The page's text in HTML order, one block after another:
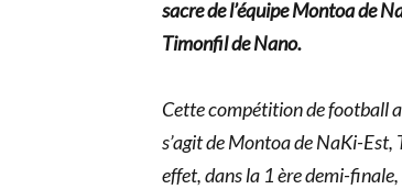
sacre de l’équipe Montoa de
Timonfil de Nano.
Cette compétition de football
s’agit de Montoa de NaKi-
effet, dans la 1 ère demi-